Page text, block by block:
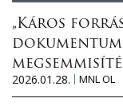
„Káros
2026.01.28.
MNL OL